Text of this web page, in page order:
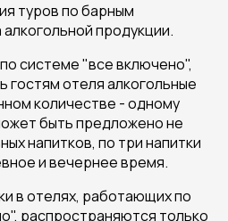
туров по барным
продукции.
системе "все включено",
гостям отеля алкогольные
количестве - одному
быть предложено не
напитков, по три напитки
и вечернее время.
в отелях, работающих по
распространяются только